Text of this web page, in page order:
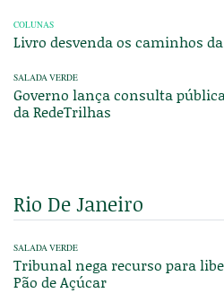
COLUNAS
Livro desvenda os caminhos
SALADA VERDE
Governo lança consulta
da RedeTrilhas
Rio De Janeiro
SALADA VERDE
Tribunal nega recurso para
Pão de Açúcar